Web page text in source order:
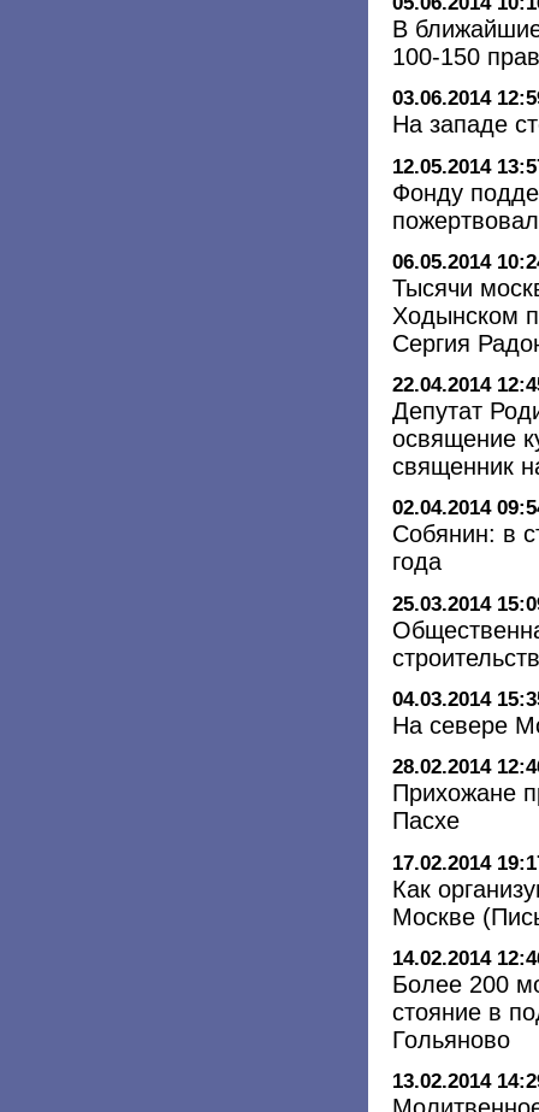
В
100-150
03.06.2014
На западе
12.05.2014
Фонду
06.05.2014
Тысячи
Ходынском
Сергия
22.04.2014
Депутат
освящение
священник
02.04.2014
Собянин: в
года
25.03.2014
04.03.2014
На севере
28.02.2014
Прихожане
Пасхе
17.02.2014
Как
Москве
14.02.2014
Более 200
стояние в
Гольяново
13.02.2014